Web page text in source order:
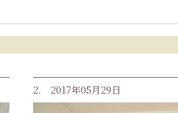
2. 2017年05月29日